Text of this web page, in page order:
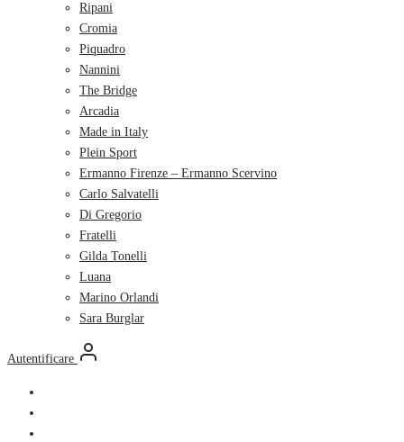
Ripani
Cromia
Piquadro
Nannini
The Bridge
Arcadia
Made in Italy
Plein Sport
Ermanno Firenze – Ermanno Scervino
Carlo Salvatelli
Di Gregorio
Fratelli
Gilda Tonelli
Luana
Marino Orlandi
Sara Burglar
Autentificare